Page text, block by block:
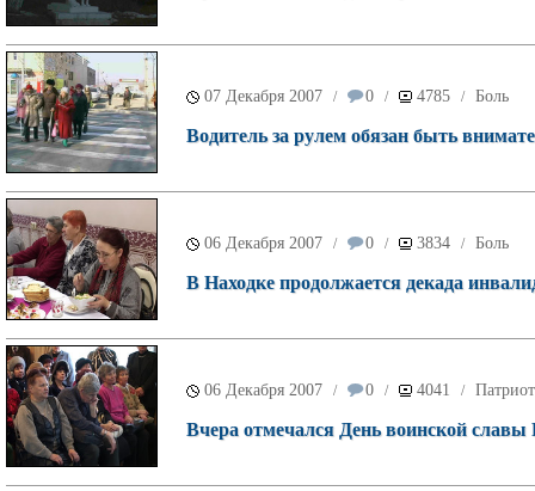
07 Декабря 2007 / 0 / 4785 / Боль
Водитель за рулем обязан быть
06 Декабря 2007 / 0 / 3834 / Боль
В Находке продолжается декада
06 Декабря 2007 / 0 / 4041 / Патриот
Вчера отмечался День воинской славы